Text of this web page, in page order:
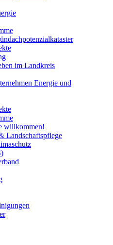
im Landkreis
Energie und
willkommen!
Landschaftspflege